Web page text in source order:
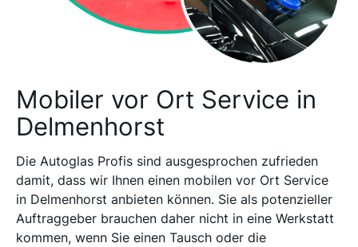
Mobiler vor Ort Service in
Delmenhorst
Die Autoglas Profis sind ausgesprochen zufrieden
damit, dass wir Ihnen einen mobilen vor Ort Service
in Delmenhorst anbieten können. Sie als potenzieller
Auftraggeber brauchen daher nicht in eine Werkstatt
kommen, wenn Sie einen Tausch oder die